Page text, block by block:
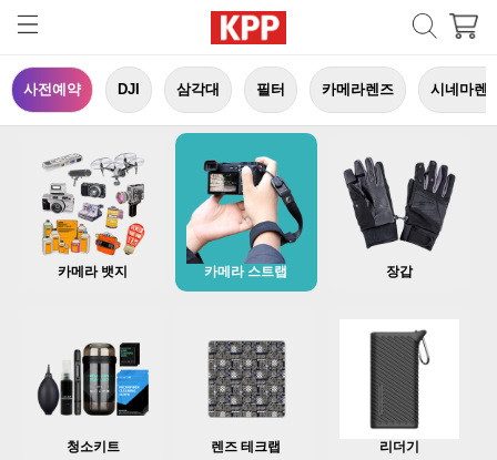
사전예약 DJI 삼각대 필터 카메라렌즈 시네마렌
카메라 뱃지 카메라 스트랩 장갑
청소키트 렌즈 테크랩 리더기